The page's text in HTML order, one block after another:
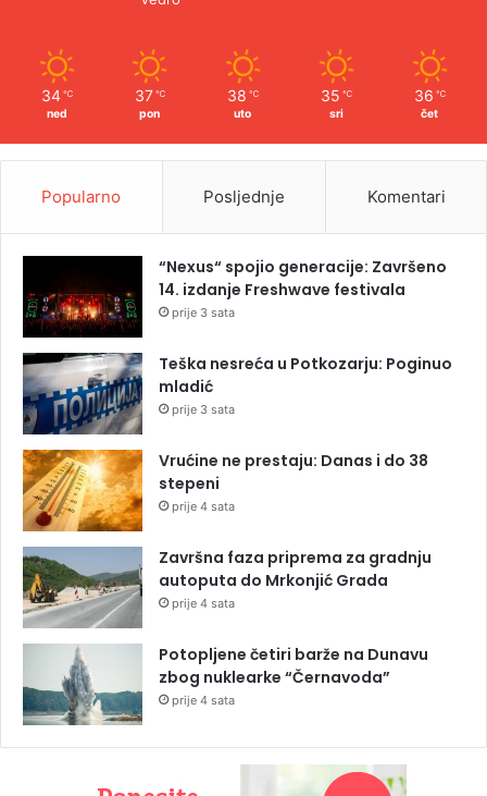
34 ℃
ned
37 ℃
pon
38 ℃
uto
35 ℃
sri
36 ℃
čet
Popularno Posljednje Komentari
“Nexus“ spojio generacije: Završeno
14. izdanje Freshwave festivala
prije 3 sata
Teška nesreća u Potkozarju: Poginuo
mladić
prije 3 sata
Vrućine ne prestaju: Danas i do 38
stepeni
prije 4 sata
Završna faza priprema za gradnju
autoputa do Mrkonjić Grada
prije 4 sata
Potopljene četiri barže na Dunavu
zbog nuklearke “Černavoda”
prije 4 sata